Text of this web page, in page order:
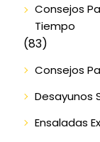
Consejos
Tiempo
(83)
Consejos
Desayunos
Ensaladas